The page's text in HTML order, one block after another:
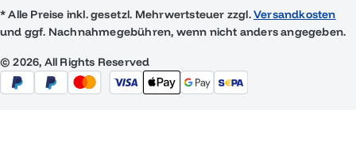
* Alle Preise inkl. gesetzl. Mehrwertsteuer zzgl.Versandkosten
und ggf. Nachnahmegebühren, wenn nicht anders angegeben.
© 2026, All Rights Reserved